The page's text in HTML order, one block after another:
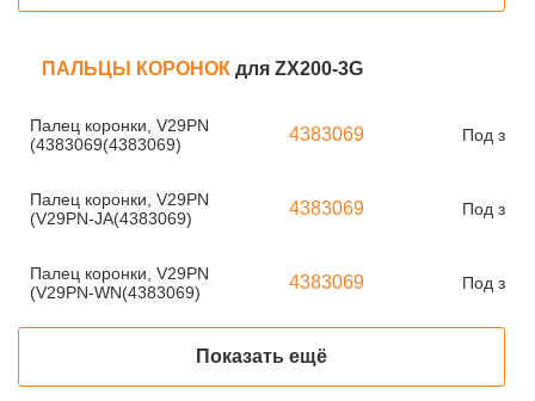
ПАЛЬЦЫ КОРОНОК для ZX200-3G
Палец коронки, V29PN
(4383069(4383069)
4383069 Под
Палец коронки, V29PN
(V29PN-JA(4383069)
4383069 Под
Палец коронки, V29PN
(V29PN-WN(4383069)
4383069 Под
Показать ещё